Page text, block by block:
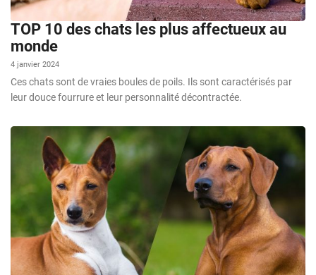
TOP 10 des chats les plus affectueux au
monde
4 janvier 2024
Ces chats sont de vraies boules de poils. Ils sont caractérisés par
leur douce fourrure et leur personnalité décontractée.